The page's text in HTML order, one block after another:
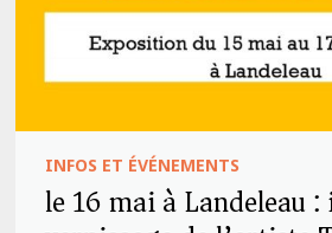
INFOS ET ÉVÉNEMENTS
le 16 mai à Landeleau